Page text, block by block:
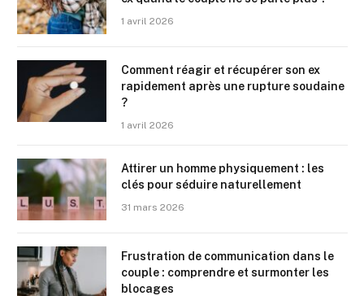
1 avril 2026
Comment réagir et récupérer son ex
rapidement après une rupture soudaine
?
1 avril 2026
Attirer un homme physiquement : les
clés pour séduire naturellement
31 mars 2026
Frustration de communication dans le
couple : comprendre et surmonter les
blocages